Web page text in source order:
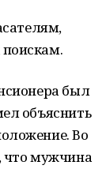
был
объяснить
Во
что мужчина